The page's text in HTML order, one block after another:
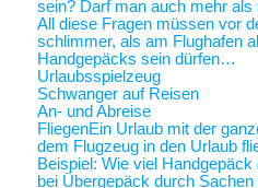
sein? Darf man auch mehr
All diese Fragen müssen vor
schlimmer, als am Flughafen
Handgepäcks sein dürfen…
Urlaubsspielzeug
Schwanger auf Reisen
An- und Abreise
FliegenEin Urlaub mit der
dem Flugzeug in den Urlaub
Beispiel: Wie viel
bei Übergepäck durch